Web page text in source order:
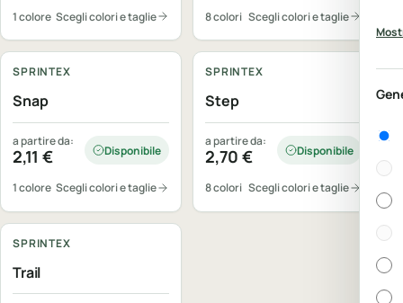
1 colore Scegli colori e taglie 8 colori Scegli colori e taglie
SPRINTEX
Snap
a partire da:
2,11€ Disponibile
1 colore Scegli colori e taglie
SPRINTEX
Step
a partire da:
2,70€ Disponibile
8 colori Scegli colori e taglie
SPRINTEX
Trail